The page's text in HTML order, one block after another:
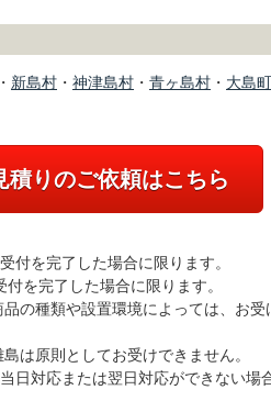
・ 新島村 ・ 神津島村 ・ 青ヶ島村 ・ 大島町
積りのご依頼はこちら
付を完了した場合に限ります。
を完了した場合に限ります。
の種類や設置環境によっては、お受
は原則としてお受けできません。
日対応または翌日対応ができない場